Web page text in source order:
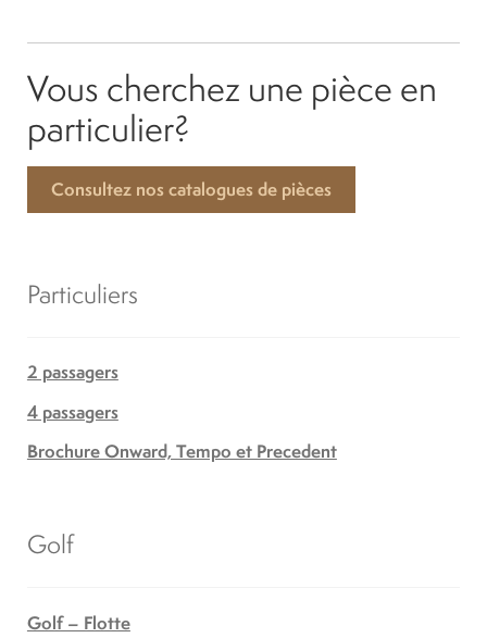
Vous cherchez une pièce en
particulier?
Consultez nos catalogues de pièces
Particuliers
2 passagers
4 passagers
Brochure Onward, Tempo et Precedent
Golf
Golf – Flotte